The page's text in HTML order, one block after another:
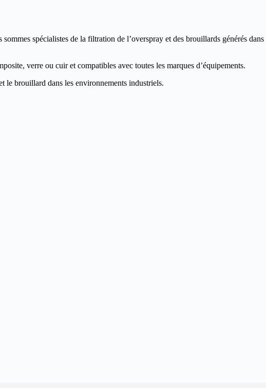
spécialistes de la filtration de l’overspray et des brouillards générés dans
verre ou cuir et compatibles avec toutes les marques d’équipements.
le brouillard dans les environnements industriels.